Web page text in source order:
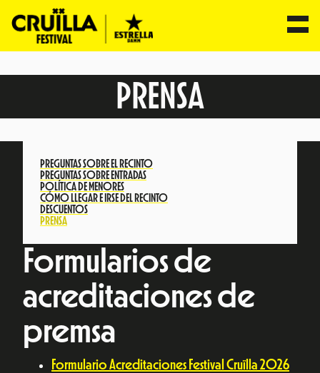
PRENSA
PREGUNTAS SOBRE EL RECINTO
PREGUNTAS SOBRE ENTRADAS
POLÍTICA DE MENORES
CÓMO LLEGAR E IRSE DEL RECINTO
DESCUENTOS
PRENSA
Formularios de
acreditaciones de
premsa
Formulario Acreditaciones Festival Cruïlla 2026